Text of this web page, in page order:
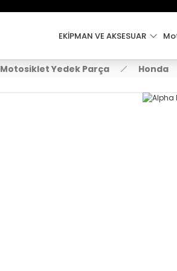
EKİPMAN VE AKSESUAR
Motosiklet Yedek Parça Honda